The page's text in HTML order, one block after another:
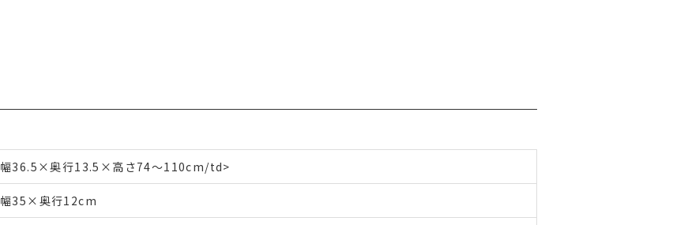
幅36.5×奥行13.5×高さ74～110cm/td>
幅35×奥行12cm